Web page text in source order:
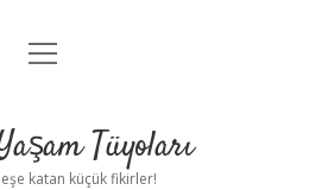
Anasayfa
Uyarı
menüyü
Tüyoları
katan küçük fikirler!